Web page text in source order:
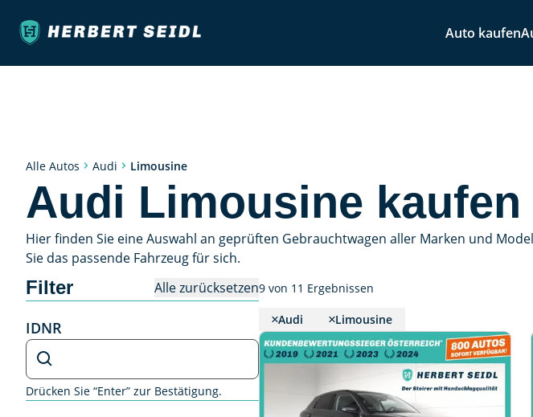
Auto kaufen
Alle Autos Audi Limousine
Audi Limousine kaufen
Hier finden Sie eine Auswahl an geprüften Gebrauchtwagen aller Marken und
Sie das passende Fahrzeug für sich.
Filter Alle zurücksetzen
IDNR
IDNR
Drücken Sie “Enter” zur Bestätigung.
9 von 11 Ergebnissen
Audi Limousine